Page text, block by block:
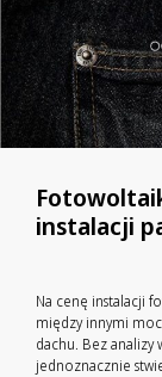
instalacji
Na cenę instalacji
między innymi
dachu. Bez analizy
jednoznacznie